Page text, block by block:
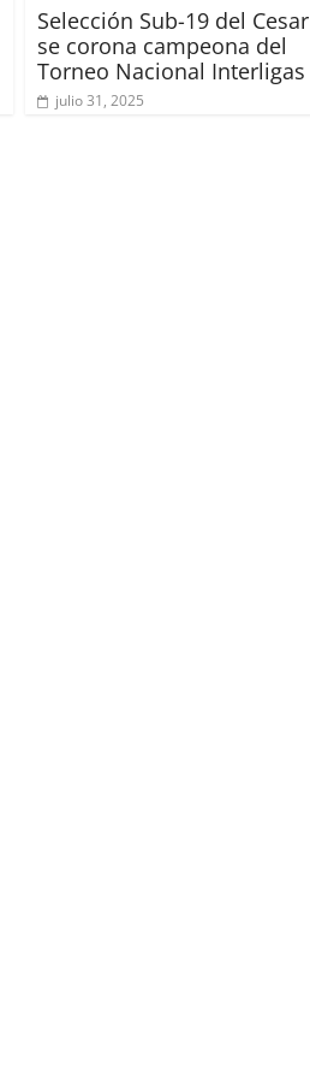
Selección Sub-19 del Cesar
se corona campeona del
Torneo Nacional Interligas
julio 31, 2025